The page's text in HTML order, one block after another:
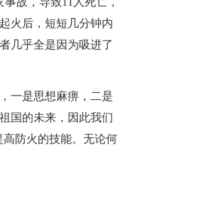
火后，短短几分钟内
几乎全是因为吸进了
一是思想麻痹，二是
国的未来，因此我们
防火的技能。无论何